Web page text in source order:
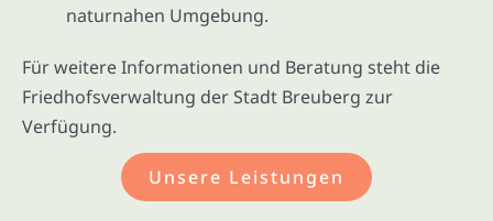
naturnahen Umgebung.
Für weitere Informationen und Beratung steht die
Friedhofsverwaltung der Stadt Breuberg zur
Verfügung.
Unsere Leistungen